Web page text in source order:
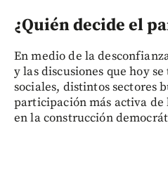
¿Quién decide el
En medio de la
y las discusiones que hoy
sociales, distintos sectores
participación más activa de
en la construcción